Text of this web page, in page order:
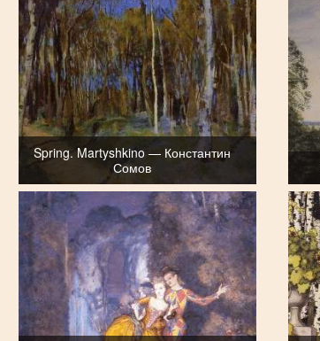
Spring. Martyshkino — Константин
Сомов